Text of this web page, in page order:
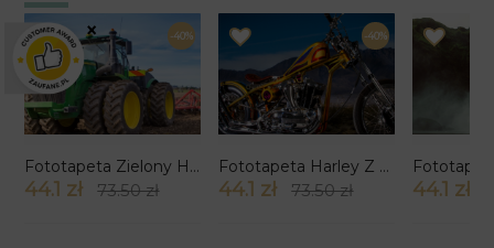
-40%
Fototapeta Zielony Heros
44.1 zł 73.50 zł
-40%
Fototapeta Harley Z Żółtymi Ogniami
44.1 zł 73.50 zł 44.1 zł
×